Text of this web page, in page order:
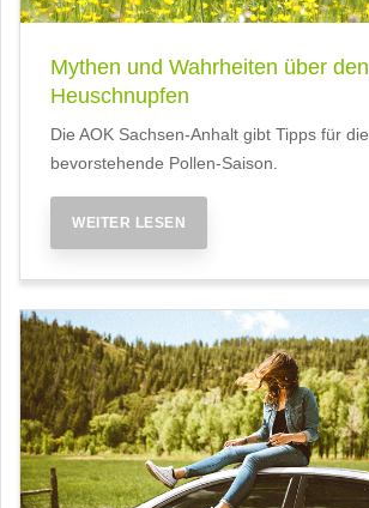
Mythen und Wahrheiten über den
Heuschnupfen
Die AOK Sachsen-Anhalt gibt Tipps für die
bevorstehende Pollen-Saison.
WEITER LESEN